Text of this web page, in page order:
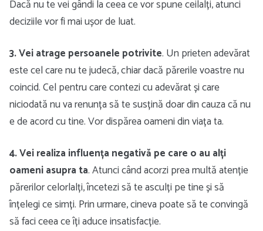
Dacă nu te vei gândi la ceea ce vor spune ceilalți, atunci
deciziile vor fi mai ușor de luat.
3. Vei atrage persoanele potrivite. Un prieten adevărat
este cel care nu te judecă, chiar dacă părerile voastre nu
coincid. Cel pentru care contezi cu adevărat și care
niciodată nu va renunța să te susțină doar din cauza că nu
e de acord cu tine. Vor dispărea oameni din viața ta.
4. Vei realiza influența negativă pe care o au alți
oameni asupra ta. Atunci când acorzi prea multă atenție
părerilor celorlalți, încetezi să te asculți pe tine și să
înțelegi ce simți. Prin urmare, cineva poate să te convingă
să faci ceea ce îți aduce insatisfacție.